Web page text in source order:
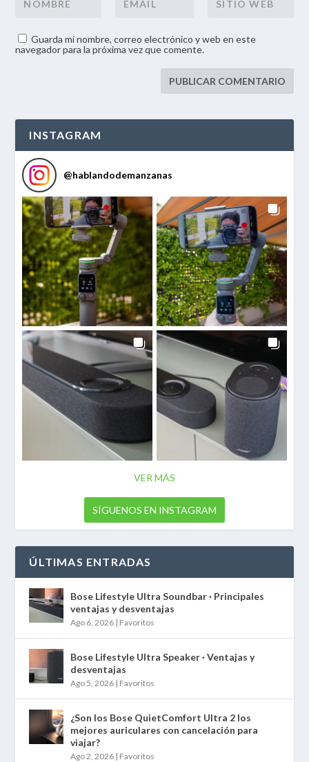
Guarda mi nombre, correo electrónico y web en este
navegador para la próxima vez que comente.
INSTAGRAM
@hablandodemanzanas
VER MÁS
SÍGUENOS EN INSTAGRAM
ÚLTIMAS ENTRADAS
Bose Lifestyle Ultra Soundbar · Principales
ventajas y desventajas
Ago 6, 2026 | Favoritos
Bose Lifestyle Ultra Speaker · Ventajas y
desventajas
Ago 5, 2026 | Favoritos
¿Son los Bose QuietComfort Ultra 2 los
mejores auriculares con cancelación para
viajar?
Ago 2, 2026 | Favoritos